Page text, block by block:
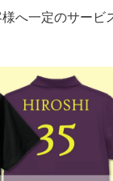
へ一定のサービ